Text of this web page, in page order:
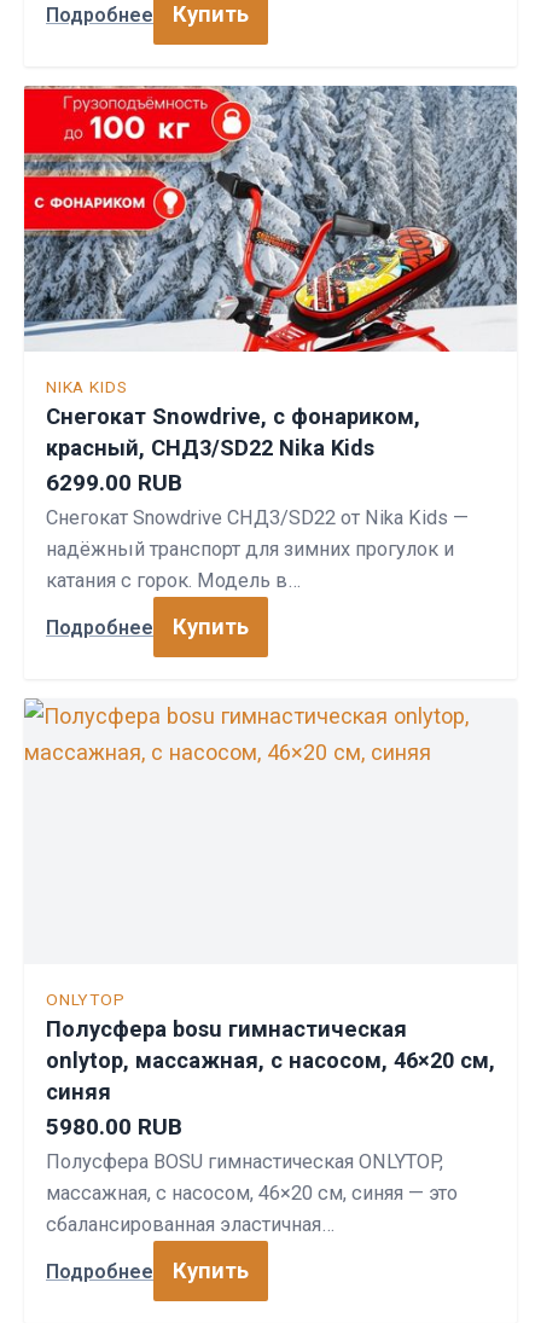
Подробнее Купить
NIKA KIDS
Снегокат Snowdrive, с фонариком,
красный, СНД3/SD22 Nika Kids
6299.00 RUB
Снегокат Snowdrive СНД3/SD22 от Nika Kids —
надёжный транспорт для зимних прогулок и
катания с горок. Модель в…
Подробнее Купить
ONLYTOP
Полусфера bosu гимнастическая
onlytop, массажная, с насосом, 46×20 см,
синяя
5980.00 RUB
Полусфера BOSU гимнастическая ONLYTOP,
массажная, с насосом, 46×20 см, синяя — это
сбалансированная эластичная…
Подробнее Купить